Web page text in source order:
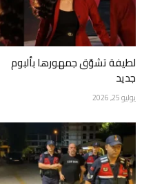
لطيفة تشوّق جمهورها بألبوم
جديد
يوليو 25, 2026